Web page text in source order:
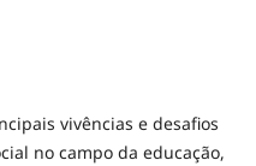
vivências e desafios
no campo da educação,